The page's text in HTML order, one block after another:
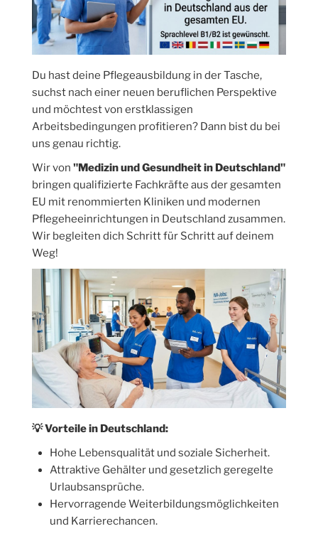
Du hast deine Pflegeausbildung in der Tasche,
suchst nach einer neuen beruflichen Perspektive
und möchtest von erstklassigen
Arbeitsbedingungen profitieren? Dann bist du bei
uns genau richtig.
Wir von "Medizin und Gesundheit in Deutschland"
bringen qualifizierte Fachkräfte aus der gesamten
EU mit renommierten Kliniken und modernen
Pflegeheeinrichtungen in Deutschland zusammen.
Wir begleiten dich Schritt für Schritt auf deinem
Weg!
💡Vorteile in Deutschland:
Hohe Lebensqualität und soziale Sicherheit.
Attraktive Gehälter und gesetzlich geregelte
Urlaubsansprüche.
Hervorragende Weiterbildungsmöglichkeiten
und Karrierechancen.